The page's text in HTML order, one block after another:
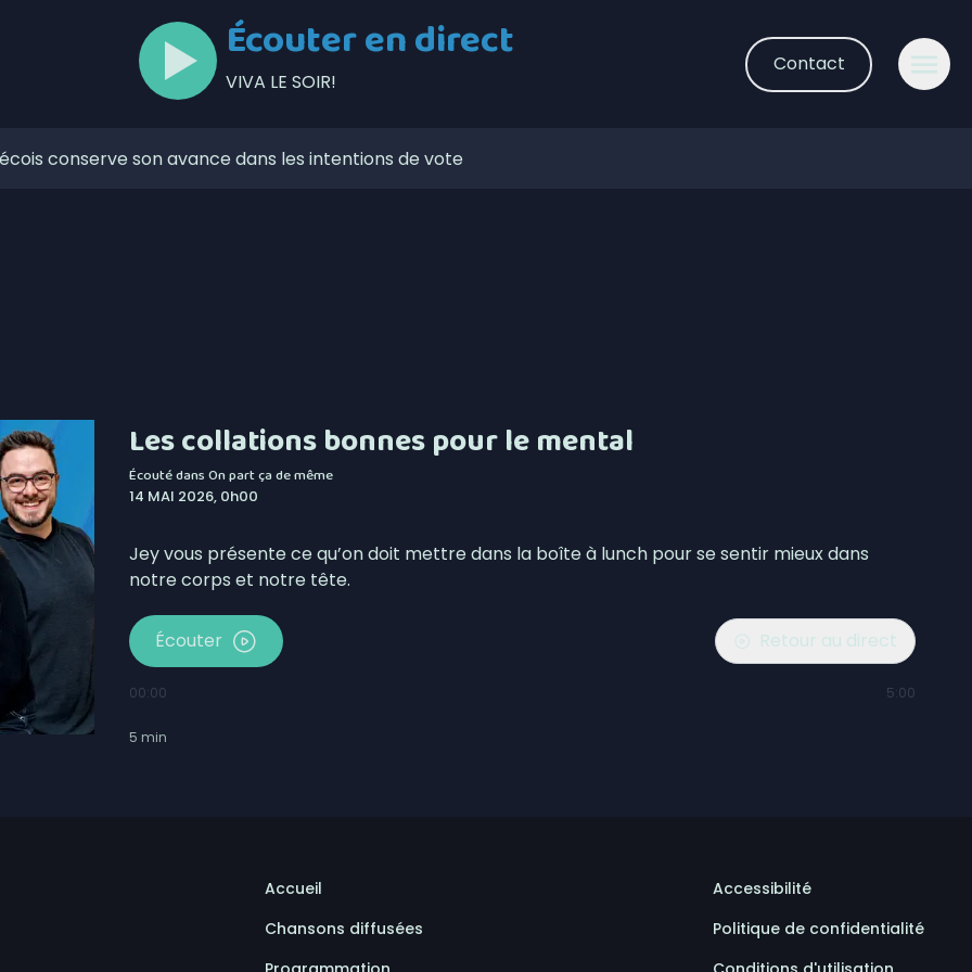
Écouter en direct
VIVA LE SOIR!
Contact
conserve son avance dans les intentions de vote
Am du East Coast Pro Tour ce 7 août
porte-à-porte de l’Association du cancer de l’Est du
et Sayabec pour la lutte contre le cancer
rappel de la vigilance sur les chantiers
réclament leurs biens
à Matane
Les collations bonnes pour le mental
Écouté dansOn part ça de même
14 MAI 2026, 0h00
Jey vous présente ce qu’on doit mettre dans la boîte à lunch pour se sentir mieux dans
notre corps et notre tête.
Écouter Retour au direct
00:00 5:00
5 min
Accueil
Chansons diffusées
Accessibilité
Politique de confidentialité